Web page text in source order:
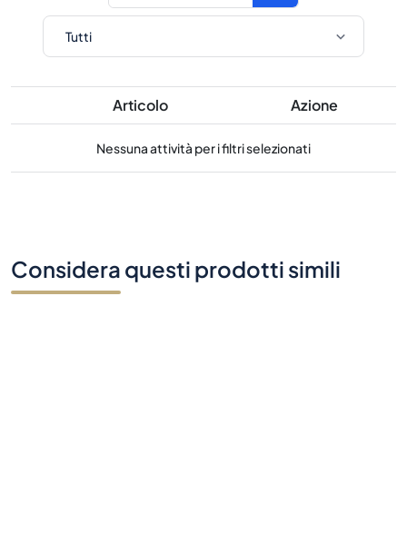
Articolo Azione
Nessuna attività per i filtri selezionati
Considera questi prodotti simili